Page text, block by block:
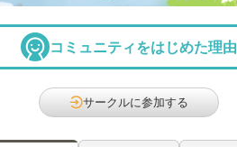
コミュニティをはじめた理由
サークルに参加する